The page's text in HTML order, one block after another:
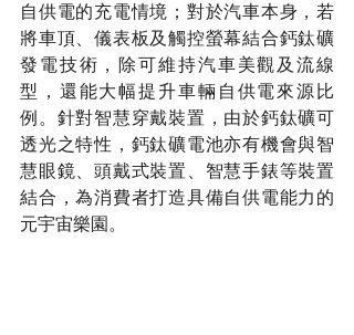
自供電的充電情境；對於汽車本身，若
將車頂、儀表板及觸控螢幕結合鈣鈦礦
發電技術，除可維持汽車美觀及流線
型，還能大幅提升車輛自供電來源比
例。針對智慧穿戴裝置，由於鈣鈦礦可
透光之特性，鈣鈦礦電池亦有機會與智
慧眼鏡、頭戴式裝置、智慧手錶等裝置
結合，為消費者打造具備自供電能力的
元宇宙樂園。